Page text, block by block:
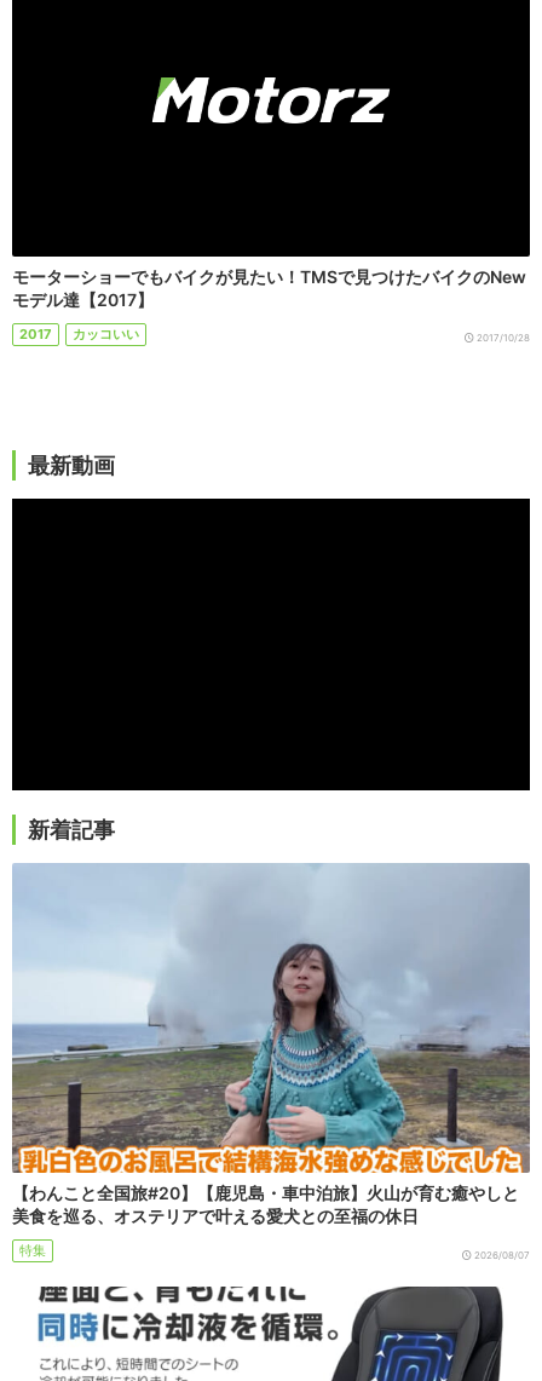
モーターショーでもバイクが見たい！TMSで見つけたバイクのNew
モデル達【2017】
2017 カッコいい 2017/10/28
最新動画
新着記事
【わんこと全国旅#20】【鹿児島・車中泊旅】火山が育む癒やしと
美食を巡る、オステリアで叶える愛犬との至福の休日
特集 2026/08/07